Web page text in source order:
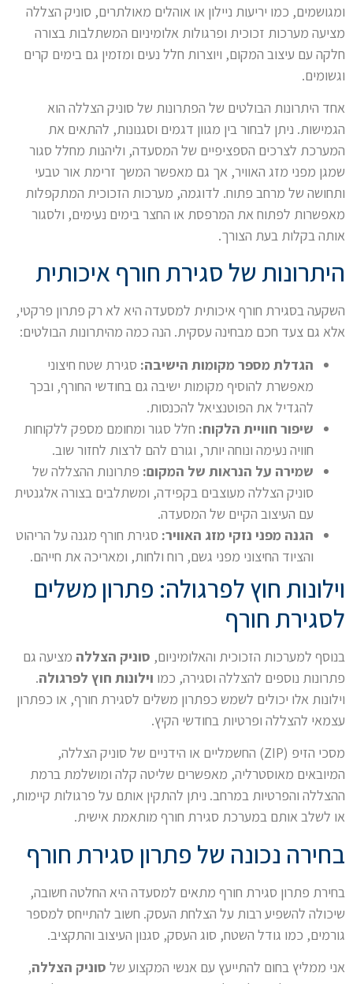
ומגושמים, כמו יריעות ניילון או אוהלים מאולתרים, סוניק הצללה
מציעה מערכות זכוכית ופרגולות אלומיניום המשתלבות בצורה
חלקה עם עיצוב המקום, ויוצרות חלל נעים ומזמין גם בימים קרים
וגשומים.
אחד היתרונות הבולטים של הפתרונות של סוניק הצללה הוא
הגמישות. ניתן לבחור בין מגוון דגמים וסגנונות, להתאים את
המערכת לצרכים הספציפיים של המסעדה, וליהנות מחלל סגור
שמגן מפני מזג האוויר, אך גם מאפשר המשך זרימת אור טבעי
ותחושה של מרחב פתוח. לדוגמה, מערכות הזכוכית המתקפלות
מאפשרות לפתוח את המרפסת או החצר בימים נעימים, ולסגור
אותה בקלות בעת הצורך.
היתרונות של סגירת חורף איכותית
השקעה בסגירת חורף איכותית למסעדה היא לא רק פתרון פרקטי,
אלא גם צעד חכם מבחינה עסקית. הנה כמה מהיתרונות הבולטים:
הגדלת מספר מקומות הישיבה: סגירת שטח חיצוני
מאפשרת להוסיף מקומות ישיבה גם בחודשי החורף, ובכך
להגדיל את הפוטנציאל להכנסות.
שיפור חוויית הלקוח: חלל סגור ומחומם מספק ללקוחות
חוויה נעימה ונוחה יותר, וגורם להם לרצות לחזור שוב.
שמירה על הנראות של המקום: פתרונות ההצללה של
סוניק הצללה מעוצבים בקפידה, ומשתלבים בצורה אלגנטית
עם העיצוב הקיים של המסעדה.
הגנה מפני נזקי מזג האוויר: סגירת חורף מגנה על הריהוט
והציוד החיצוני מפני גשם, רוח ולחות, ומאריכה את חייהם.
וילונות חוץ לפרגולה: פתרון משלים
לסגירת חורף
בנוסף למערכות הזכוכית והאלומיניום, סוניק הצללה מציעה גם
פתרונות נוספים להצללה וסגירה, כמו וילונות חוץ לפרגולה.
וילונות אלו יכולים לשמש כפתרון משלים לסגירת חורף, או כפתרון
עצמאי להצללה ופרטיות בחודשי הקיץ.
מסכי הזיפ (ZIP) החשמליים או הידניים של סוניק הצללה,
המיובאים מאוסטרליה, מאפשרים שליטה קלה ומושלמת ברמת
ההצללה והפרטיות במרחב. ניתן להתקין אותם על פרגולות קיימות,
או לשלב אותם במערכת סגירת חורף מותאמת אישית.
בחירה נכונה של פתרון סגירת חורף
בחירת פתרון סגירת חורף מתאים למסעדה היא החלטה חשובה,
שיכולה להשפיע רבות על הצלחת העסק. חשוב להתייחס למספר
גורמים, כמו גודל השטח, סוג העסק, סגנון העיצוב והתקציב.
אני ממליץ בחום להתייעץ עם אנשי המקצוע של סוניק הצללה,